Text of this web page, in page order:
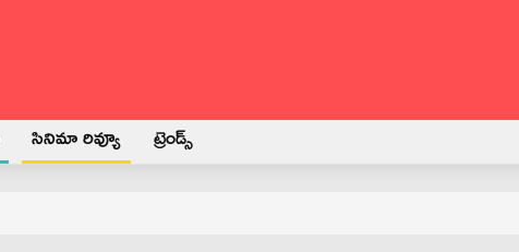
సినిమా రివ్యూ ట్రెండ్స్